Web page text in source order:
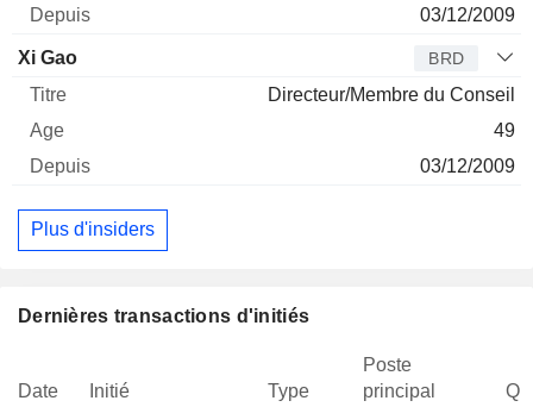
03/12/2009
Xi Gao BRD
Directeur/Membre du Conseil
49
03/12/2009
Plus d'insiders
Dernières transactions d'initiés
Date Initié Type
Poste
principal